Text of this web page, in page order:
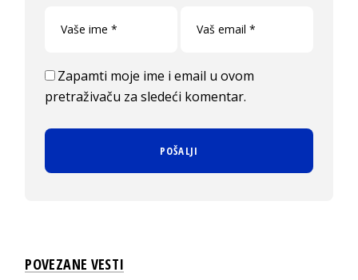
Zapamti moje ime i email u ovom
pretraživaču za sledeći komentar.
POVEZANE VESTI